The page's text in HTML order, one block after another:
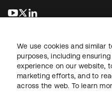
新しいタブで開く
新しいタブで開く
法務プライバシーポリシーサイ
We use cookies and similar
purposes, including
experience on our website,
marketing efforts, and to
across the web. To learn